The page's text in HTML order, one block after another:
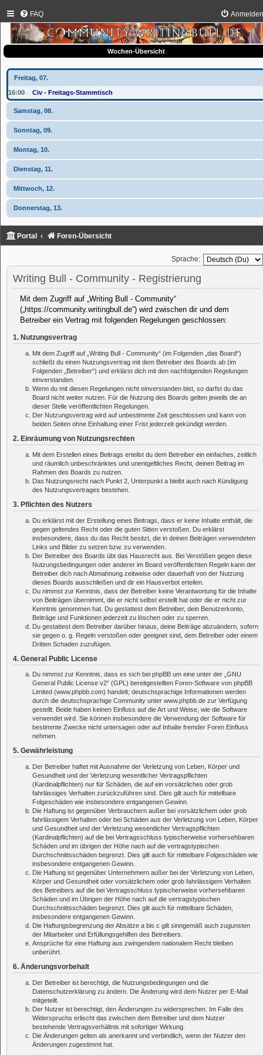
FAQ
Wochen-Übersicht
Freitag, 07.
16:00 Civ - Freitags-Stammtisch
Samstag, 08.
Sonntag, 09.
Montag, 10.
Dienstag, 11.
Mittwoch, 12.
Donnerstag, 13.
Portal Foren-Übersicht
Sprache:
Writing Bull - Community - Registrierung
Mit dem Zugriff auf „Writing Bull - Community“
(„https://community.writingbull.de“) wird zwischen dir und dem
Betreiber ein Vertrag mit folgenden Regelungen geschlossen:
1. Nutzungsvertrag
Mit dem Zugriff auf „Writing Bull - Community“ (im Folgenden „das Board“)
schließt du einen Nutzungsvertrag mit dem Betreiber des Boards ab (im
Folgenden „Betreiber“) und erklärst dich mit den nachfolgenden Regelungen
einverstanden.
Wenn du mit diesen Regelungen nicht einverstanden bist, so darfst du das
Board nicht weiter nutzen. Für die Nutzung des Boards gelten jeweils die an
dieser Stelle veröffentlichten Regelungen.
Der Nutzungsvertrag wird auf unbestimmte Zeit geschlossen und kann von
beiden Seiten ohne Einhaltung einer Frist jederzeit gekündigt werden.
2. Einräumung von Nutzungsrechten
Mit dem Erstellen eines Beitrags erteilst du dem Betreiber ein einfaches, zeitlich
und räumlich unbeschränktes und unentgeltliches Recht, deinen Beitrag im
Rahmen des Boards zu nutzen.
Das Nutzungsrecht nach Punkt 2, Unterpunkt a bleibt auch nach Kündigung
des Nutzungsvertrages bestehen.
3. Pflichten des Nutzers
Du erklärst mit der Erstellung eines Beitrags, dass er keine Inhalte enthält, die
gegen geltendes Recht oder die guten Sitten verstoßen. Du erklärst
insbesondere, dass du das Recht besitzt, die in deinen Beiträgen verwendeten
Links und Bilder zu setzen bzw. zu verwenden.
Der Betreiber des Boards übt das Hausrecht aus. Bei Verstößen gegen diese
Nutzungsbedingungen oder anderer im Board veröffentlichten Regeln kann der
Betreiber dich nach Abmahnung zeitweise oder dauerhaft von der Nutzung
dieses Boards ausschließen und dir ein Hausverbot erteilen.
Du nimmst zur Kenntnis, dass der Betreiber keine Verantwortung für die Inhalte
von Beiträgen übernimmt, die er nicht selbst erstellt hat oder die er nicht zur
Kenntnis genommen hat. Du gestattest dem Betreiber, dein Benutzerkonto,
Beiträge und Funktionen jederzeit zu löschen oder zu sperren.
Du gestattest dem Betreiber darüber hinaus, deine Beiträge abzuändern, sofern
sie gegen o. g. Regeln verstoßen oder geeignet sind, dem Betreiber oder einem
Dritten Schaden zuzufügen.
4. General Public License
Du nimmst zur Kenntnis, dass es sich bei phpBB um eine unter der „ GNU
General Public License v2“ (GPL) bereitgestellten Foren-Software von phpBB
Limited (www.phpbb.com) handelt; deutschsprachige Informationen werden
durch die deutschsprachige Community unter www.phpbb.de zur Verfügung
gestellt. Beide haben keinen Einfluss auf die Art und Weise, wie die Software
verwendet wird. Sie können insbesondere die Verwendung der Software für
bestimmte Zwecke nicht untersagen oder auf Inhalte fremder Foren Einfluss
nehmen.
5. Gewährleistung
Der Betreiber haftet mit Ausnahme der Verletzung von Leben, Körper und
Gesundheit und der Verletzung wesentlicher Vertragspflichten
(Kardinalpflichten) nur für Schäden, die auf ein vorsätzliches oder grob
fahrlässiges Verhalten zurückzuführen sind. Dies gilt auch für mittelbare
Folgeschäden wie insbesondere entgangenen Gewinn.
Die Haftung ist gegenüber Verbrauchern außer bei vorsätzlichem oder grob
fahrlässigem Verhalten oder bei Schäden aus der Verletzung von Leben, Körper
und Gesundheit und der Verletzung wesentlicher Vertragspflichten
(Kardinalpflichten) auf die bei Vertragsschluss typischerweise vorhersehbaren
Schäden und im übrigen der Höhe nach auf die vertragstypischen
Durchschnittsschäden begrenzt. Dies gilt auch für mittelbare Folgeschäden wie
insbesondere entgangenen Gewinn.
Die Haftung ist gegenüber Unternehmern außer bei der Verletzung von Leben,
Körper und Gesundheit oder vorsätzlichem oder grob fahrlässigem Verhalten
des Betreibers auf die bei Vertragsschluss typischerweise vorhersehbaren
Schäden und im Übrigen der Höhe nach auf die vertragstypischen
Durchschnittsschäden begrenzt. Dies gilt auch für mittelbare Schäden,
insbesondere entgangenen Gewinn.
Die Haftungsbegrenzung der Absätze a bis c gilt sinngemäß auch zugunsten
der Mitarbeiter und Erfüllungsgehilfen des Betreibers.
Ansprüche für eine Haftung aus zwingendem nationalem Recht bleiben
unberührt.
6. Änderungsvorbehalt
Der Betreiber ist berechtigt, die Nutzungsbedingungen und die
Datenschutzerklärung zu ändern. Die Änderung wird dem Nutzer per E-Mail
mitgeteilt.
Der Nutzer ist berechtigt, den Änderungen zu widersprechen. Im Falle des
Widerspruchs erlischt das zwischen dem Betreiber und dem Nutzer
bestehende Vertragsverhältnis mit sofortiger Wirkung.
Die Änderungen gelten als anerkannt und verbindlich, wenn der Nutzer den
Änderungen zugestimmt hat.